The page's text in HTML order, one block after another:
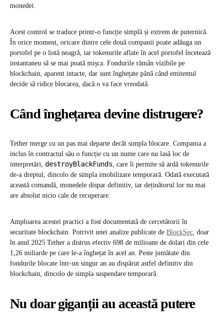
monedei.
Acest control se traduce printr-o funcție simplă și extrem de puternică.
În orice moment, oricare dintre cele două companii poate adăuga un
portofel pe o listă neagră, iar tokenurile aflate în acel portofel încetează
instantaneu să se mai poată mișca. Fondurile rămân vizibile pe
blockchain, aparent intacte, dar sunt înghețate până când emitentul
decide să ridice blocarea, dacă o va face vreodată.
Când înghețarea devine distrugere?
Tether merge cu un pas mai departe decât simpla blocare. Compania a
inclus în contractul său o funcție cu un nume care nu lasă loc de
interpretări, destroyBlackFunds, care îi permite să ardă tokenurile
de-a dreptul, dincolo de simpla imobilizare temporară. Odată executată
această comandă, monedele dispar definitiv, iar deținătorul lor nu mai
are absolut nicio cale de recuperare.
Amploarea acestei practici a fost documentată de cercetătorii în
securitate blockchain. Potrivit unei analize publicate de BlockSec, doar
în anul 2025 Tether a distrus efectiv 698 de milioane de dolari din cele
1,26 miliarde pe care le-a înghețat în acel an. Peste jumătate din
fondurile blocate într-un singur an au dispărut astfel definitiv din
blockchain, dincolo de simpla suspendare temporară.
Nu doar giganții au această putere